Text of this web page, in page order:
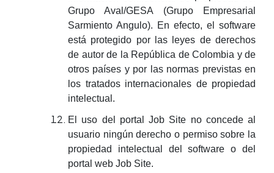
Grupo Aval/GESA (Grupo Empresarial
Sarmiento Angulo). En efecto, el software
está protegido por las leyes de derechos
de autor de la República de Colombia y de
otros países y por las normas previstas en
los tratados internacionales de propiedad
intelectual.
El uso del portal Job Site no concede al
usuario ningún derecho o permiso sobre la
propiedad intelectual del software o del
portal web Job Site.